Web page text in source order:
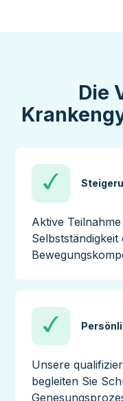
Die
Aktive
Unsere
begleiten Sie